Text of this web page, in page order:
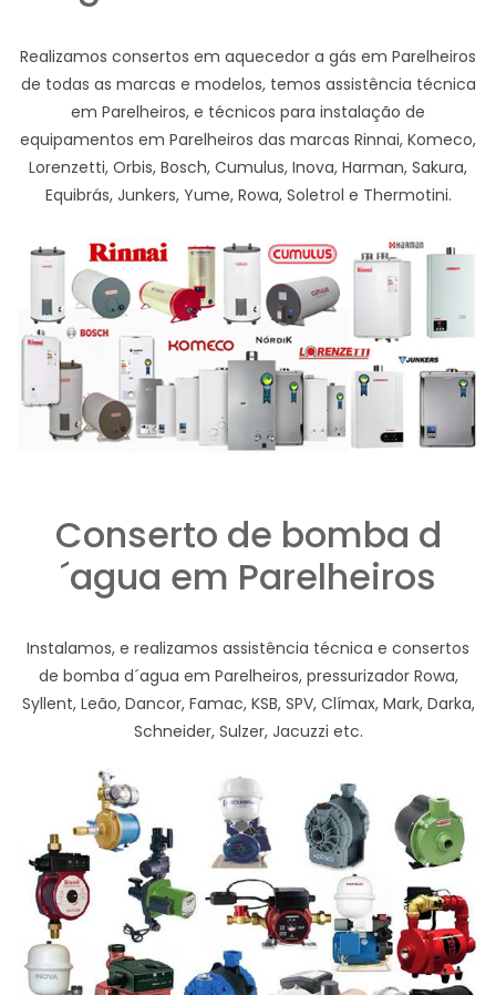
Realizamos consertos em aquecedor a gás em Parelheiros
de todas as marcas e modelos, temos assistência técnica
em Parelheiros, e técnicos para instalação de
equipamentos em Parelheiros das marcas Rinnai, Komeco,
Lorenzetti, Orbis, Bosch, Cumulus, Inova, Harman, Sakura,
Equibrás, Junkers, Yume, Rowa, Soletrol e Thermotini.
Conserto de bomba d
´agua em Parelheiros
Instalamos, e realizamos assistência técnica e consertos
de bomba d´agua em Parelheiros, pressurizador Rowa,
Syllent, Leão, Dancor, Famac, KSB, SPV, Clímax, Mark, Darka,
Schneider, Sulzer, Jacuzzi etc.